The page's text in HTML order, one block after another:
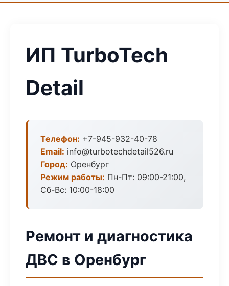
ИП TurboTech
Detail
Телефон: +7-945-932-40-78
Email: info@turbotechdetail526.ru
Город: Оренбург
Режим работы: Пн-Пт: 09:00-21:00,
Сб-Вс: 10:00-18:00
Ремонт и диагностика
ДВС в Оренбург